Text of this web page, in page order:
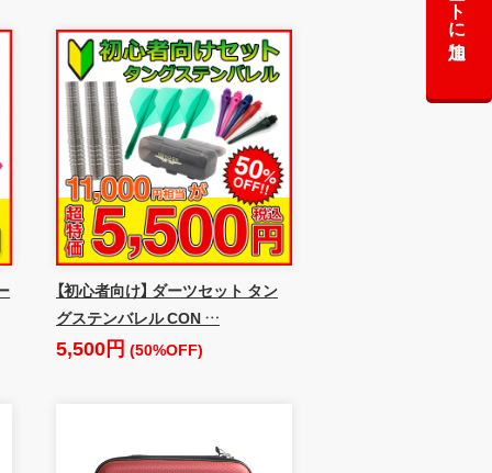
【初心者向け】 ダーツセット タン
グステンバレル CON …
5,500円 (50%OFF)